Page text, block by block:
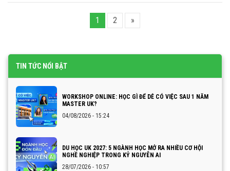
TIN TỨC NỔI BẬT
WORKSHOP ONLINE: HỌC GÌ ĐỂ DỄ CÓ VIỆC SAU 1 NĂM
MASTER UK?
04/08/2026 - 15:24
DU HỌC UK 2027: 5 NGÀNH HỌC MỞ RA NHIỀU CƠ HỘI
NGHỀ NGHIỆP TRONG KỶ NGUYÊN AI
28/07/2026 - 10:57
1 2 »